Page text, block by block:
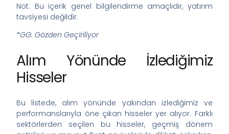
Not: Bu içerik genel bilgilendirme amaçlıdır, yatırım
tavsiyesi değildir.
*GG: Gözden Geçiriliyor
Alım Yönünde İzlediğimiz
Hisseler
Bu listede, alım yönünde yakından izlediğimiz ve
performanslarıyla öne çıkan hisseler yer alıyor. Farklı
sektörlerden seçilen bu hisseler, geçmiş dönem